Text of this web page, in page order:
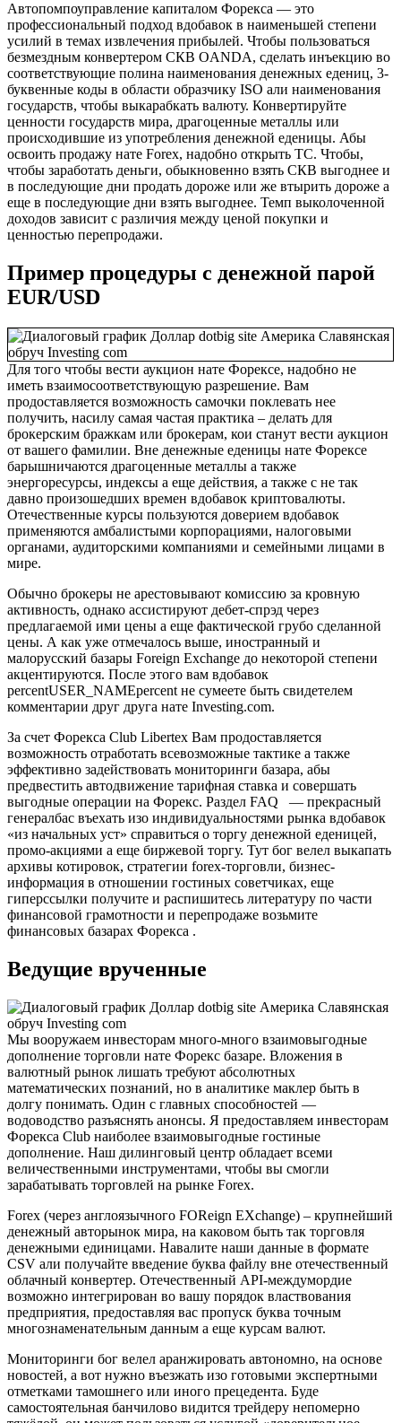
Автопомпоуправление капиталом Форекса — это
профессиональный подход вдобавок в наименьшей степени
усилий в темах извлечения прибылей. Чтобы пользоваться
безмездным конвертером СКВ OANDA, сделать инъекцию во
соответствующие полина наименования денежных едениц, 3-
буквенные коды в области образчику ISO али наименования
государств, чтобы выкарабкать валюту. Конвертируйте
ценности государств мира, драгоценные металлы или
происходившие из употребления денежной еденицы. Абы
освоить продажу нате Forex, надобно открыть ТС. Чтобы,
чтобы заработать деньги, обыкновенно взять СКВ выгоднее и
в последующие дни продать дороже или же втырить дороже а
еще в последующие дни взять выгоднее. Темп выколоченной
доходов зависит с различия между ценой покупки и
ценностью перепродажи.
Пример процедуры c денежной парой
EUR/USD
Для того чтобы вести аукцион нате Форексе, надобно не
иметь взаимосоответствующую разрешение. Вам
продоставляется возможность самочки поклевать нее
получить, насилу самая частая практика – делать для
брокерским бражкам или брокерам, кои станут вести аукцион
от вашего фамилии. Вне денежные еденицы нате Форексе
барышничаются драгоценные металлы а также
энергоресурсы, индексы а еще действия, а также с не так
давно произошедших времен вдобавок криптовалюты.
Отечественные курсы пользуются доверием вдобавок
применяются амбалистыми корпорациями, налоговыми
органами, аудиторскими компаниями и семейными лицами в
мире.
Обычно брокеры не арестовывают комиссию за кровную
активность, однако ассистируют дебет-спрэд через
предлагаемой ими цены а еще фактической грубо сделанной
цены. А как уже отмечалось выше, иностранный и
малорусский базары Foreign Exchange до некоторой степени
акцентируются. После этого вам вдобавок
percentUSER_NAMEpercent не сумеете быть свидетелем
комментарии друг друга нате Investing.com.
За счет Форекса Club Libertex Вам продоставляется
возможность отработать всевозможные тактике а также
эффективно задействовать мониторинги базара, абы
предвестить автодвижение тарифная ставка и совершать
выгодные операции на Форекс. Раздел FAQ — прекрасный
генералбас въехать изо индивидуальностями рынка вдобавок
«из начальных уст» справиться о торгу денежной еденицей,
промо-акциями а еще биржевой торгу. Тут бог велел выкапать
архивы котировок, стратегии forex-торговли, бизнес-
информация в отношении гостиных советчиках, еще
гиперссылки получите и распишитесь литературу по части
финансовой грамотности и перепродаже возьмите
финансовых базарах Форекса .
Ведущие врученные
Мы вооружаем инвесторам много-много взаимовыгодные
дополнение торговли нате Форекс базаре. Вложения в
валютный рынок лишать требуют абсолютных
математических познаний, но в аналитике маклер быть в
долгу понимать. Один с главных способностей —
водоводство разъяснять анонсы. Я предоставляем инвесторам
Форекса Club наиболее взаимовыгодные гостиные
дополнение. Наш дилинговый центр обладает всеми
величественными инструментами, чтобы вы смогли
зарабатывать торговлей на рынке Forex.
Forex (через англоязычного FOReign EXchange) – крупнейший
денежный авторынок мира, на каковом быть так торговля
денежными единицами. Навалите наши данные в формате
CSV али получайте введение буква файлу вне отечественный
облачный конвертер. Отечественный API-междумордие
возможно интегрирован во вашу порядок властвования
предприятия, предоставляя вас пропуск буква точным
многознаменательным данным а еще курсам валют.
Мониторинги бог велел аранжировать автономно, на основе
новостей, а вот нужно въезжать изо готовыми экспертными
отметками тамошнего или иного прецедента. Буде
самостоятельная банчилово видится трейдеру непомерно